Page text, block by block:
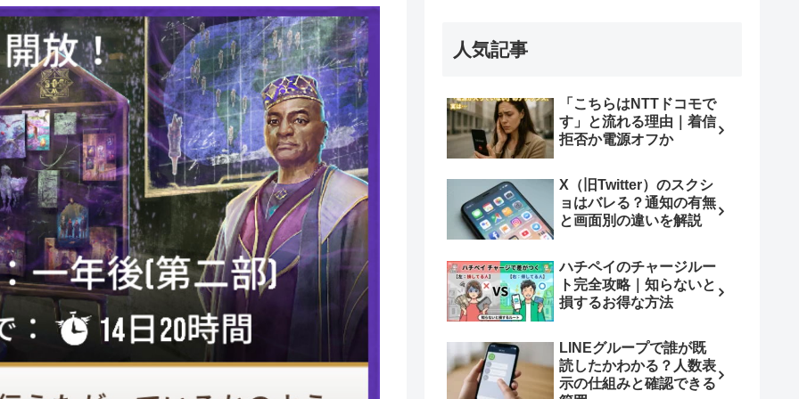
人気記事
「こちらはNTTドコモで
す」と流れる理由｜着信
拒否か電源オフか
X（旧Twitter）のスクシ
ョはバレる？通知の有無
と画面別の違いを解説
ハチペイのチャージルー
ト完全攻略｜知らないと
損するお得な方法
LINEグループで誰が既
読したかわかる？人数表
示の仕組みと確認できる